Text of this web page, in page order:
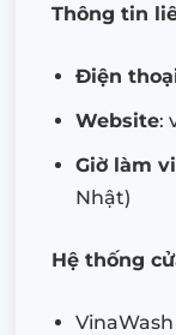
Thông tin
Điện
Website:
Giờ làm
Nhật)
Hệ thống